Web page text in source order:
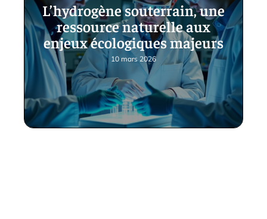
L’hydrogène souterrain, une
ressource naturelle aux
enjeux écologiques majeurs
10 mars 2026